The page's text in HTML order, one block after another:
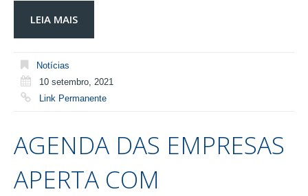
LEIA MAIS
Notícias
10 setembro, 2021
Link Permanente
AGENDA DAS EMPRESAS
APERTA COM